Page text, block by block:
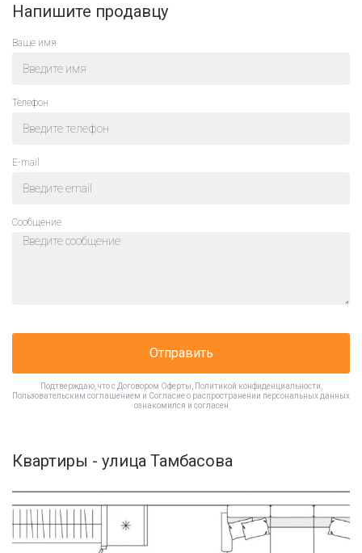
Напишите продавцу
Ваше имя
Телефон
E-mail
Cообщение
Отправить
Подтверждаю, что с Договором Оферты Политикой конфиденциальности
Пользовательским соглашением и Согласие о распространении персональных данных
ознакомился и согласен
Квартиры - улица Тамбасова